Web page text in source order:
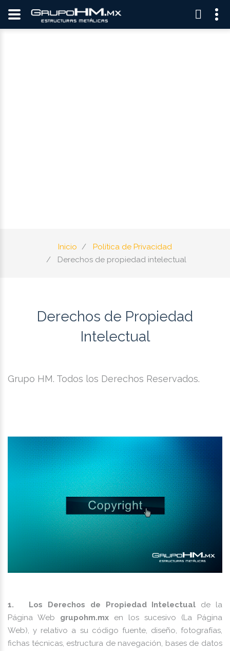
Inicio
Política de Privacidad
Derechos de propiedad intelectual
Derechos de Propiedad
Intelectual
Grupo HM. Todos los Derechos Reservados.
1. Los Derechos de Propiedad Intelectual de la
Página Web grupohm.mx en los sucesivo (La Página
Web), y relativo a su código fuente, diseño, fotografías,
fichas técnicas, estructura de navegación, bases de datos